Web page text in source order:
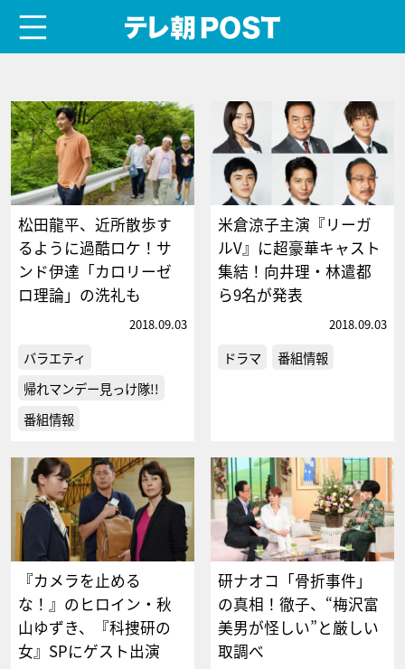
松田龍平、近所散歩す
るように過酷ロケ！サ
ンド伊達「カロリーゼ
ロ理論」の洗礼も
2018.09.03
バラエティ
帰れマンデー見っけ隊!!
番組情報
米倉涼子主演『リーガ
ルV』に超豪華キャスト
集結！向井理・林遣都
ら9名が発表
2018.09.03
ドラマ 番組情報
『カメラを止める
な！』のヒロイン・秋
山ゆずき、『科捜研の
女』SPにゲスト出演
研ナオコ「骨折事件」
の真相！徹子、“梅沢富
美男が怪しい”と厳しい
取調べ